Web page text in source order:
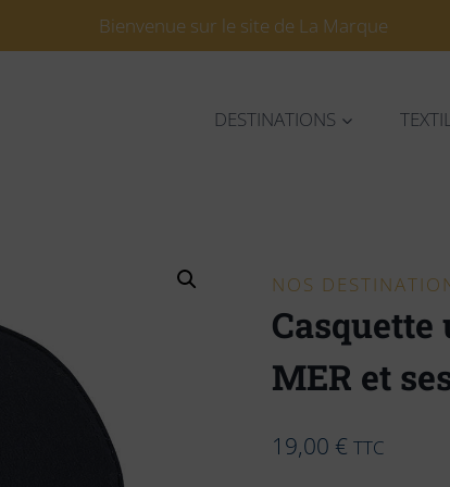
Bienvenue sur le site de La Marque
DESTINATIONS
NOS
Casquette
MER et
19,00 € TTC